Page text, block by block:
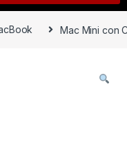
Mac Mini con